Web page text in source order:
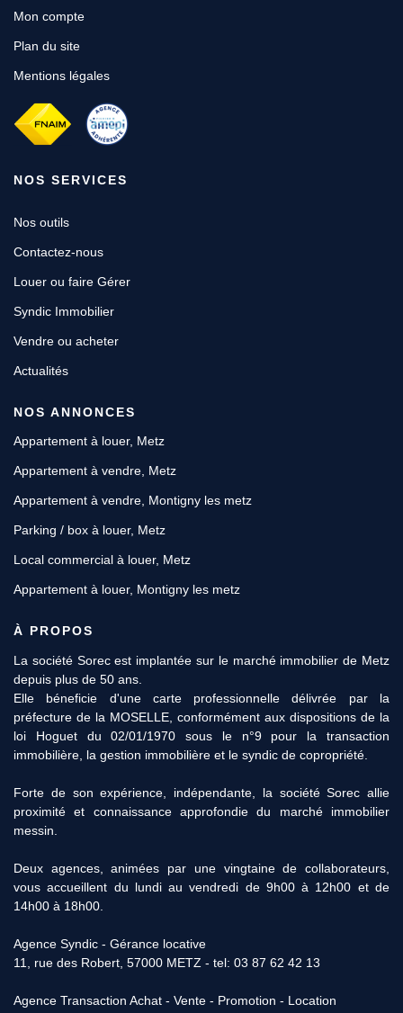
Mon compte
Plan du site
Mentions légales
NOS SERVICES
Nos outils
Contactez-nous
Louer ou faire Gérer
Syndic Immobilier
Vendre ou acheter
Actualités
NOS ANNONCES
Appartement à louer, Metz
Appartement à vendre, Metz
Appartement à vendre, Montigny les metz
Parking / box à louer, Metz
Local commercial à louer, Metz
Appartement à louer, Montigny les metz
À PROPOS
La société Sorec est implantée sur le marché immobilier de Metz
depuis plus de 50 ans.
Elle béneficie d'une carte professionnelle délivrée par la
préfecture de la MOSELLE, conformément aux dispositions de la
loi Hoguet du 02/01/1970 sous le n°9 pour la transaction
immobilière, la gestion immobilière et le syndic de copropriété.
Forte de son expérience, indépendante, la société Sorec allie
proximité et connaissance approfondie du marché immobilier
messin.
Deux agences, animées par une vingtaine de collaborateurs,
vous accueillent du lundi au vendredi de 9h00 à 12h00 et de
14h00 à 18h00.
Agence Syndic - Gérance locative
11, rue des Robert, 57000 METZ - tel: 03 87 62 42 13
Agence Transaction Achat - Vente - Promotion - Location